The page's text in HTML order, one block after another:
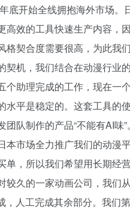
底开始全线拥抱海外市场
高效的工具快速生产内容，
格契合度需要很高，为此我
契机，我们结合在动漫行业
个助理完成的工作，现在一
水平是稳定的。这套工具的
团队制作的产品“不能有AI
本市场全力推广我们的动漫
单，所以我们希望用长期经
较久的一家动画公司，我们
，人工完成其余部分。我们